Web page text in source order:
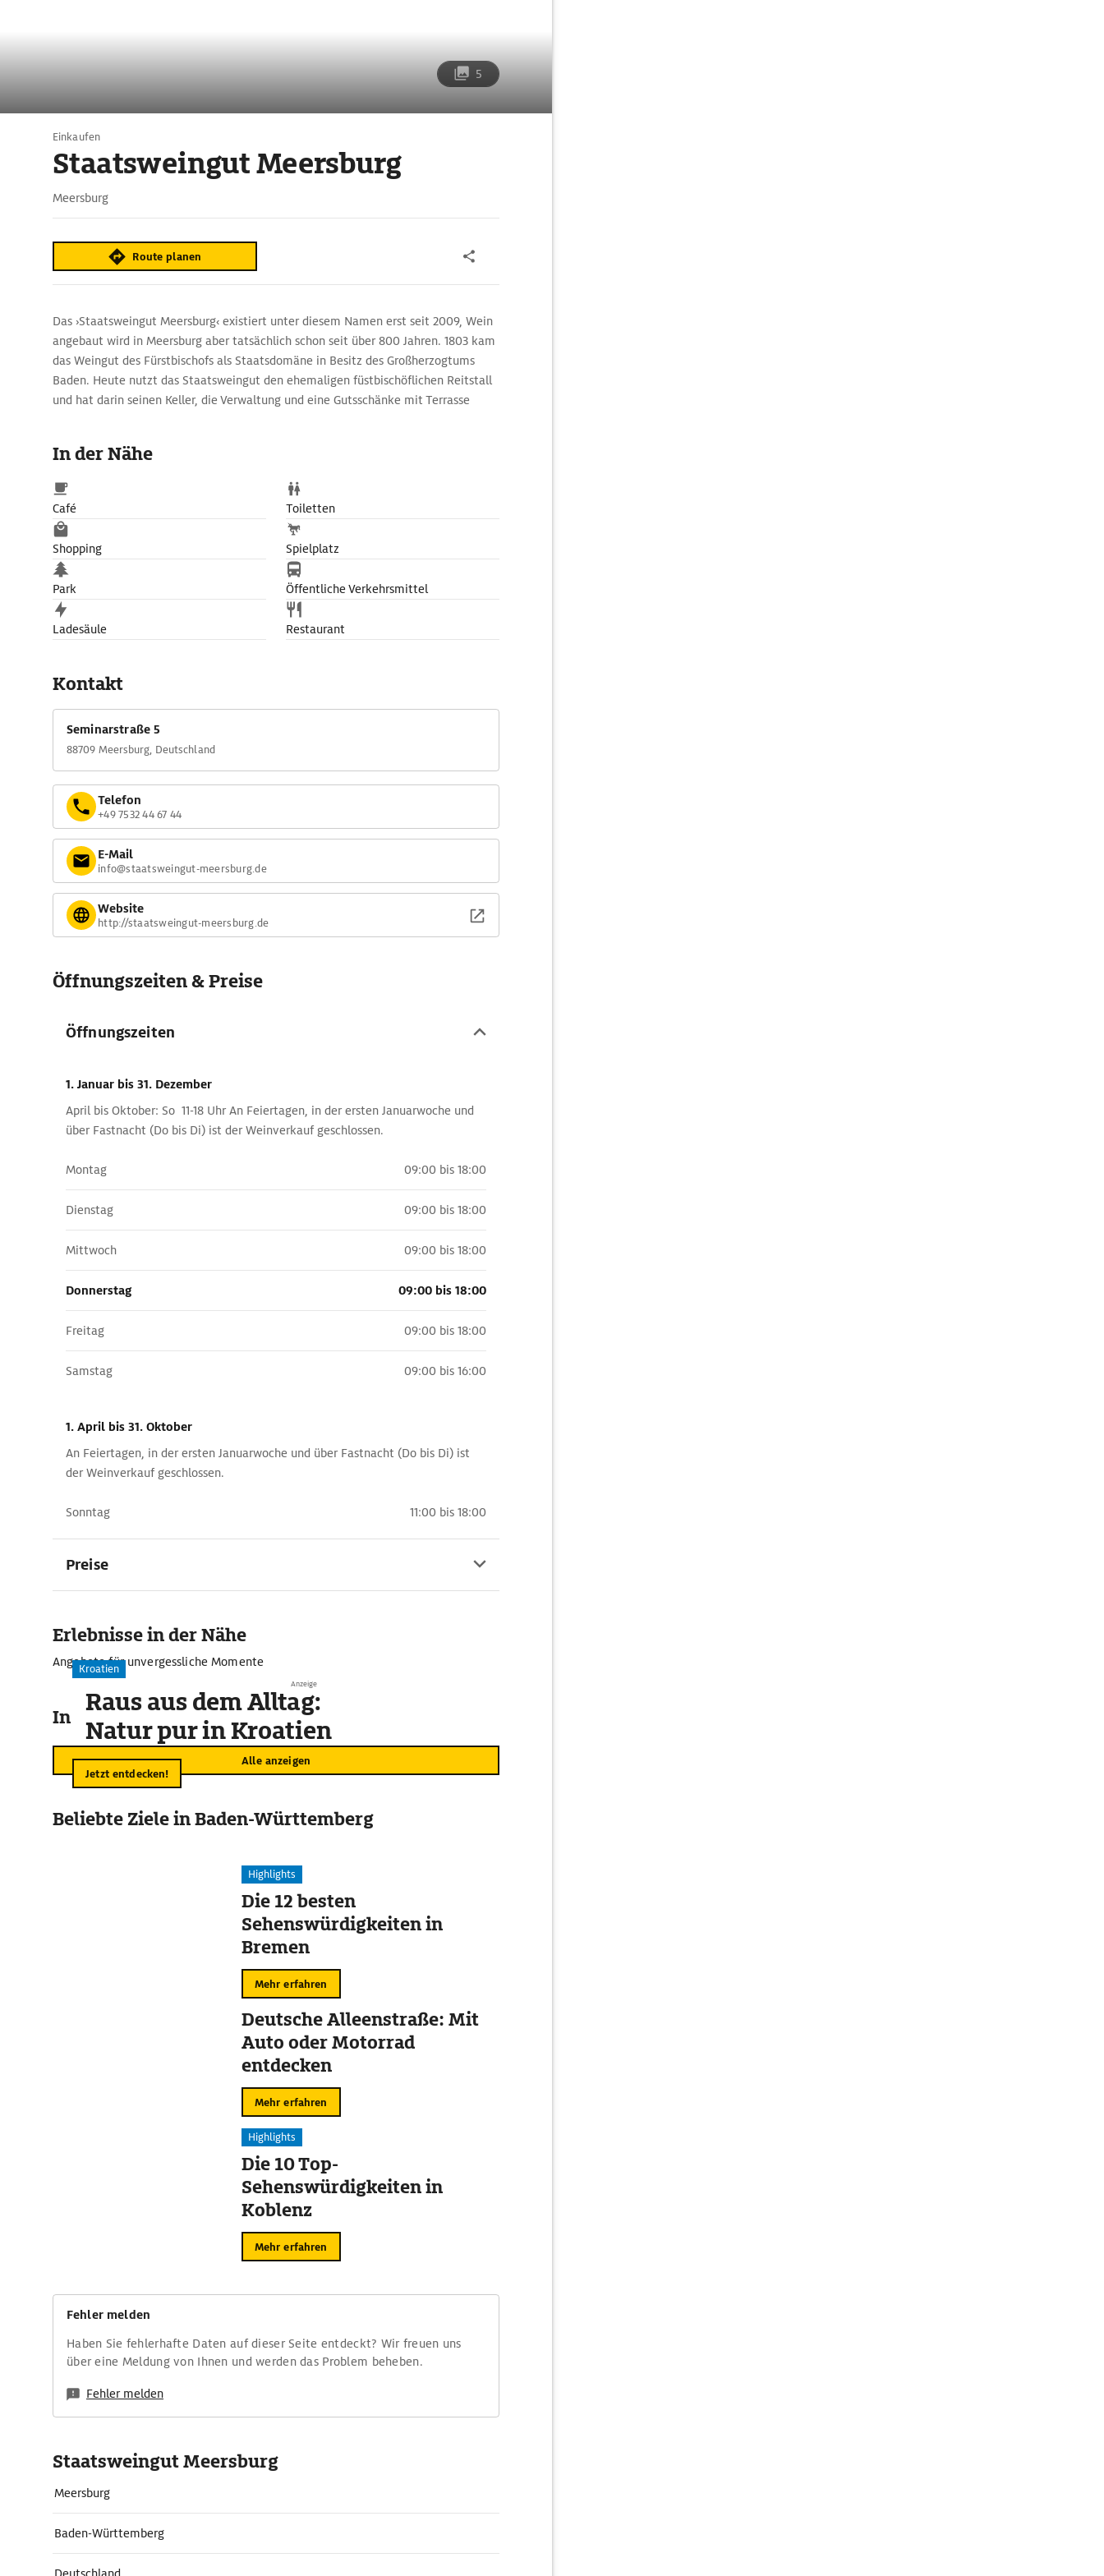
5
Einkaufen
Staatsweingut Meersburg
Meersburg
Route planen
Das ›Staatsweingut Meersburg‹ existiert unter diesem Namen erst seit 2009, Wein
angebaut wird in Meersburg aber tatsächlich schon seit über 800 Jahren. 1803 kam
das Weingut des Fürstbischofs als Staatsdomäne in Besitz des Großherzogtums
Baden. Heute nutzt das Staatsweingut den ehemaligen füstbischöflichen Reitstall
und hat darin seinen Keller, die Verwaltung und eine Gutsschänke mit Terrasse
In der Nähe
Café Toiletten
Shopping Spielplatz
Park Öffentliche Verkehrsmittel
Ladesäule Restaurant
Kontakt
Seminarstraße 5
88709 Meersburg, Deutschland
Telefon
+49 7532 44 67 44
E-Mail
info@staatsweingut-meersburg.de
Website
http://staatsweingut-meersburg.de
Öffnungszeiten & Preise
Öffnungszeiten
1. Januar bis 31. Dezember
April bis Oktober: So 11-18 Uhr An Feiertagen, in der ersten Januarwoche und
über Fastnacht (Do bis Di) ist der Weinverkauf geschlossen.
Montag 09:00 bis 18:00
Dienstag 09:00 bis 18:00
Mittwoch 09:00 bis 18:00
Donnerstag 09:00 bis 18:00
Freitag 09:00 bis 18:00
Samstag 09:00 bis 16:00
1. April bis 31. Oktober
An Feiertagen, in der ersten Januarwoche und über Fastnacht (Do bis Di) ist
der Weinverkauf geschlossen.
Sonntag 11:00 bis 18:00
Preise
Erlebnisse in der Nähe
Angebote für unvergessliche Momente
In der Umgebung
Alle anzeigen
Anzeige
Kroatien
Raus aus dem Alltag:
Natur pur in Kroatien
Jetzt entdecken!
Beliebte Ziele in Baden-Württemberg
Highlights
Die 12 besten
Sehenswürdigkeiten in
Bremen
Mehr erfahren
Deutsche Alleenstraße: Mit
Auto oder Motorrad
entdecken
Mehr erfahren
Highlights
Die 10 Top-
Sehenswürdigkeiten in
Koblenz
Mehr erfahren
Fehler melden
Haben Sie fehlerhafte Daten auf dieser Seite entdeckt? Wir freuen uns
über eine Meldung von Ihnen und werden das Problem beheben.
Fehler melden
Staatsweingut Meersburg
Meersburg
Baden-Württemberg